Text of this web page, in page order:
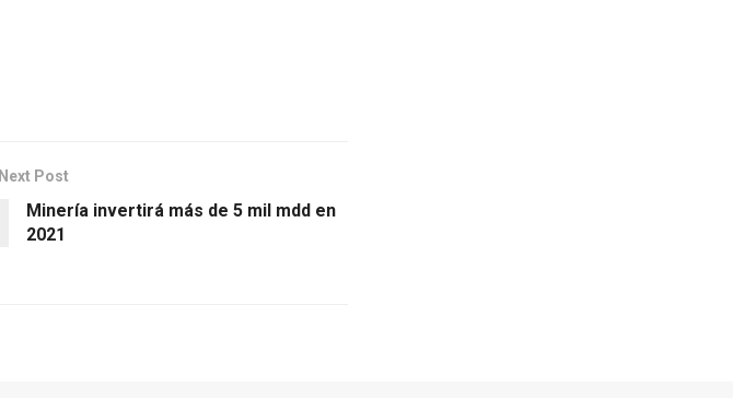
Next Post
Minería invertirá más de 5 mil mdd en
2021